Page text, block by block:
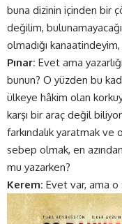
buna dizinin içinden bir
değilim,
olmadığı
Pınar: Evet ama
bunun? O yüzden bu
ülkeye hâkim olan
karşı bir araç değil
farkındalık yaratmak
sebep olmak, en
mu yazarken?
Kerem: Evet var, ama o